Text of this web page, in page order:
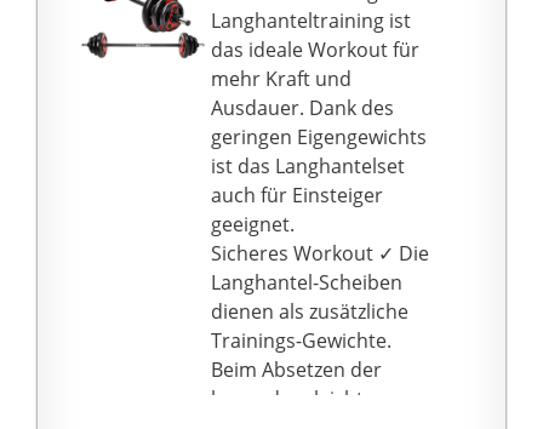
Langhanteltraining ist
das ideale Workout für
mehr Kraft und
Ausdauer. Dank des
geringen Eigengewichts
ist das Langhantelset
auch für Einsteiger
geeignet.
Sicheres Workout ✓ Die
Langhantel-Scheiben
dienen als zusätzliche
Trainings-Gewichte.
Beim Absetzen der
besonders leichten